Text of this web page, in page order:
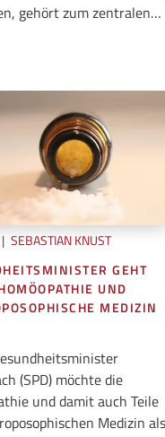
gehört zum zentralen…
| SEBASTIAN KNUST
GEHT
UND
MEDIZIN
(SPD) möchte die
und damit auch Teile
Medizin als